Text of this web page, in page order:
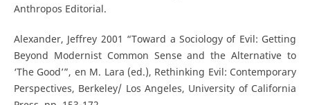
Anthropos Editorial.
Alexander, Jeffrey 2001 “Toward a Sociology of Evil: Getting
Beyond Modernist Common Sense and the Alternative to
‘The Good’”, en M. Lara (ed.), Rethinking Evil: Contemporary
Perspectives, Berkeley/ Los Angeles, University of California